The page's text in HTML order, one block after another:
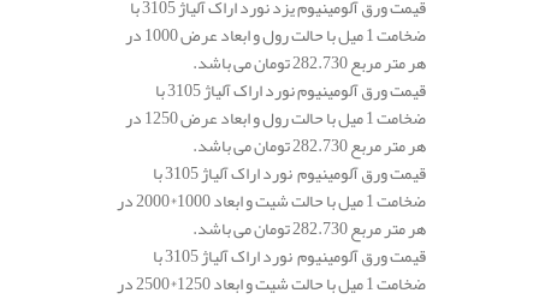
قیمت ورق آلومینیوم یزد نورد اراک آلیاژ 3105 با
ضخامت 1 میل با حالت رول و ابعاد عرض 1000 در
هر متر مربع 282.730 تومان می باشد.
قیمت ورق آلومینیوم نورد اراک آلیاژ 3105 با
ضخامت 1 میل با حالت رول و ابعاد عرض 1250 در
هر متر مربع 282.730 تومان می باشد.
قیمت ورق آلومینیوم نورد اراک آلیاژ 3105 با
ضخامت 1 میل با حالت شیت و ابعاد 1000*2000 در
هر متر مربع 282.730 تومان می باشد.
قیمت ورق آلومینیوم نورد اراک آلیاژ 3105 با
ضخامت 1 میل با حالت شیت و ابعاد 1250*2500 در